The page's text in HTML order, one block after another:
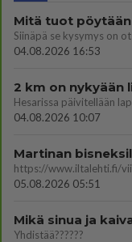
Mitä tuot
04.08.2026 16:53
2 km on nykyään
04.08.2026 10:07
Martinan
05.08.2026 05:51
Mikä sinua ja
Yhdistää??????